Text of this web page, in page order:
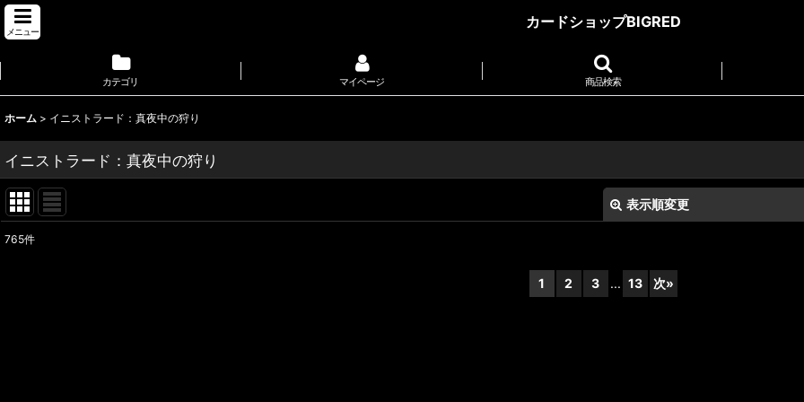
メニュー
カードショップBIGRED
カテゴリ マイページ 商品検索
ホーム > イニストラード：真夜中の狩り
イニストラード：真夜中の狩り
表示順変更
765件
1 2 3 ... 13 次»